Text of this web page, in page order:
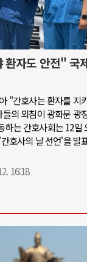
자도 안전" 국
"간호사는 환자를 지
의 외침이 광화문 광
하는 간호사회는 12일
호사의 날 선언'을 발
16:18